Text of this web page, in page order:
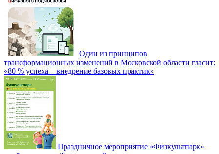
Один из принципов
трансформационных изменений в Московской области гласит:
«80 % успеха – внедрение базовых практик»
Праздничное мероприятие «Физкультпарк»